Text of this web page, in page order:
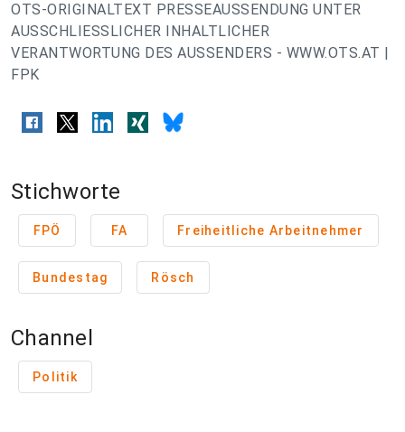
OTS-ORIGINALTEXT PRESSEAUSSENDUNG UNTER
AUSSCHLIESSLICHER INHALTLICHER
VERANTWORTUNG DES AUSSENDERS - WWW.OTS.AT |
FPK
Stichworte
FPÖ FA Freiheitliche Arbeitnehmer
Bundestag Rösch
Channel
Politik